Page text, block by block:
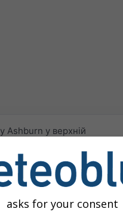
Ashburn у верхній
та опадів
для ділянок площею
Аномалії — це
asks for your consent